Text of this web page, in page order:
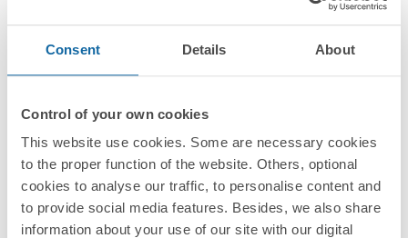
Consent Details About
Control of your own cookies
This website use cookies. Some are necessary cookies
to the proper function of the website. Others, optional
cookies to analyse our traffic, to personalise content and
to provide social media features. Besides, we also share
information about your use of our site with our digital
8200630-093
1 Unidad
Serie
Simon 82 Detail
Series compatibles